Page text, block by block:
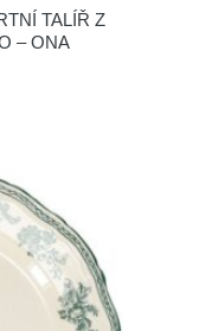
TALÍŘ Z
– ONA